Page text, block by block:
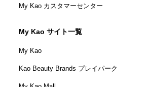
My Kao カスタマーセンター
My Kao サイト一覧
My Kao
Kao Beauty Brands プレイパーク